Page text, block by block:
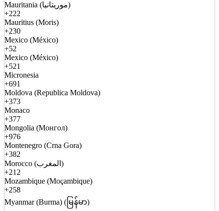
Mauritania (موريتانيا)
+222
Mauritius (Moris)
+230
Mexico (México)
+52
Mexico (México)
+521
Micronesia
+691
Moldova (Republica Moldova)
+373
Monaco
+377
Mongolia (Монгол)
+976
Montenegro (Crna Gora)
+382
Morocco (المغرب)
+212
Mozambique (Moçambique)
+258
Myanmar (Burma) (မြန်မာ)